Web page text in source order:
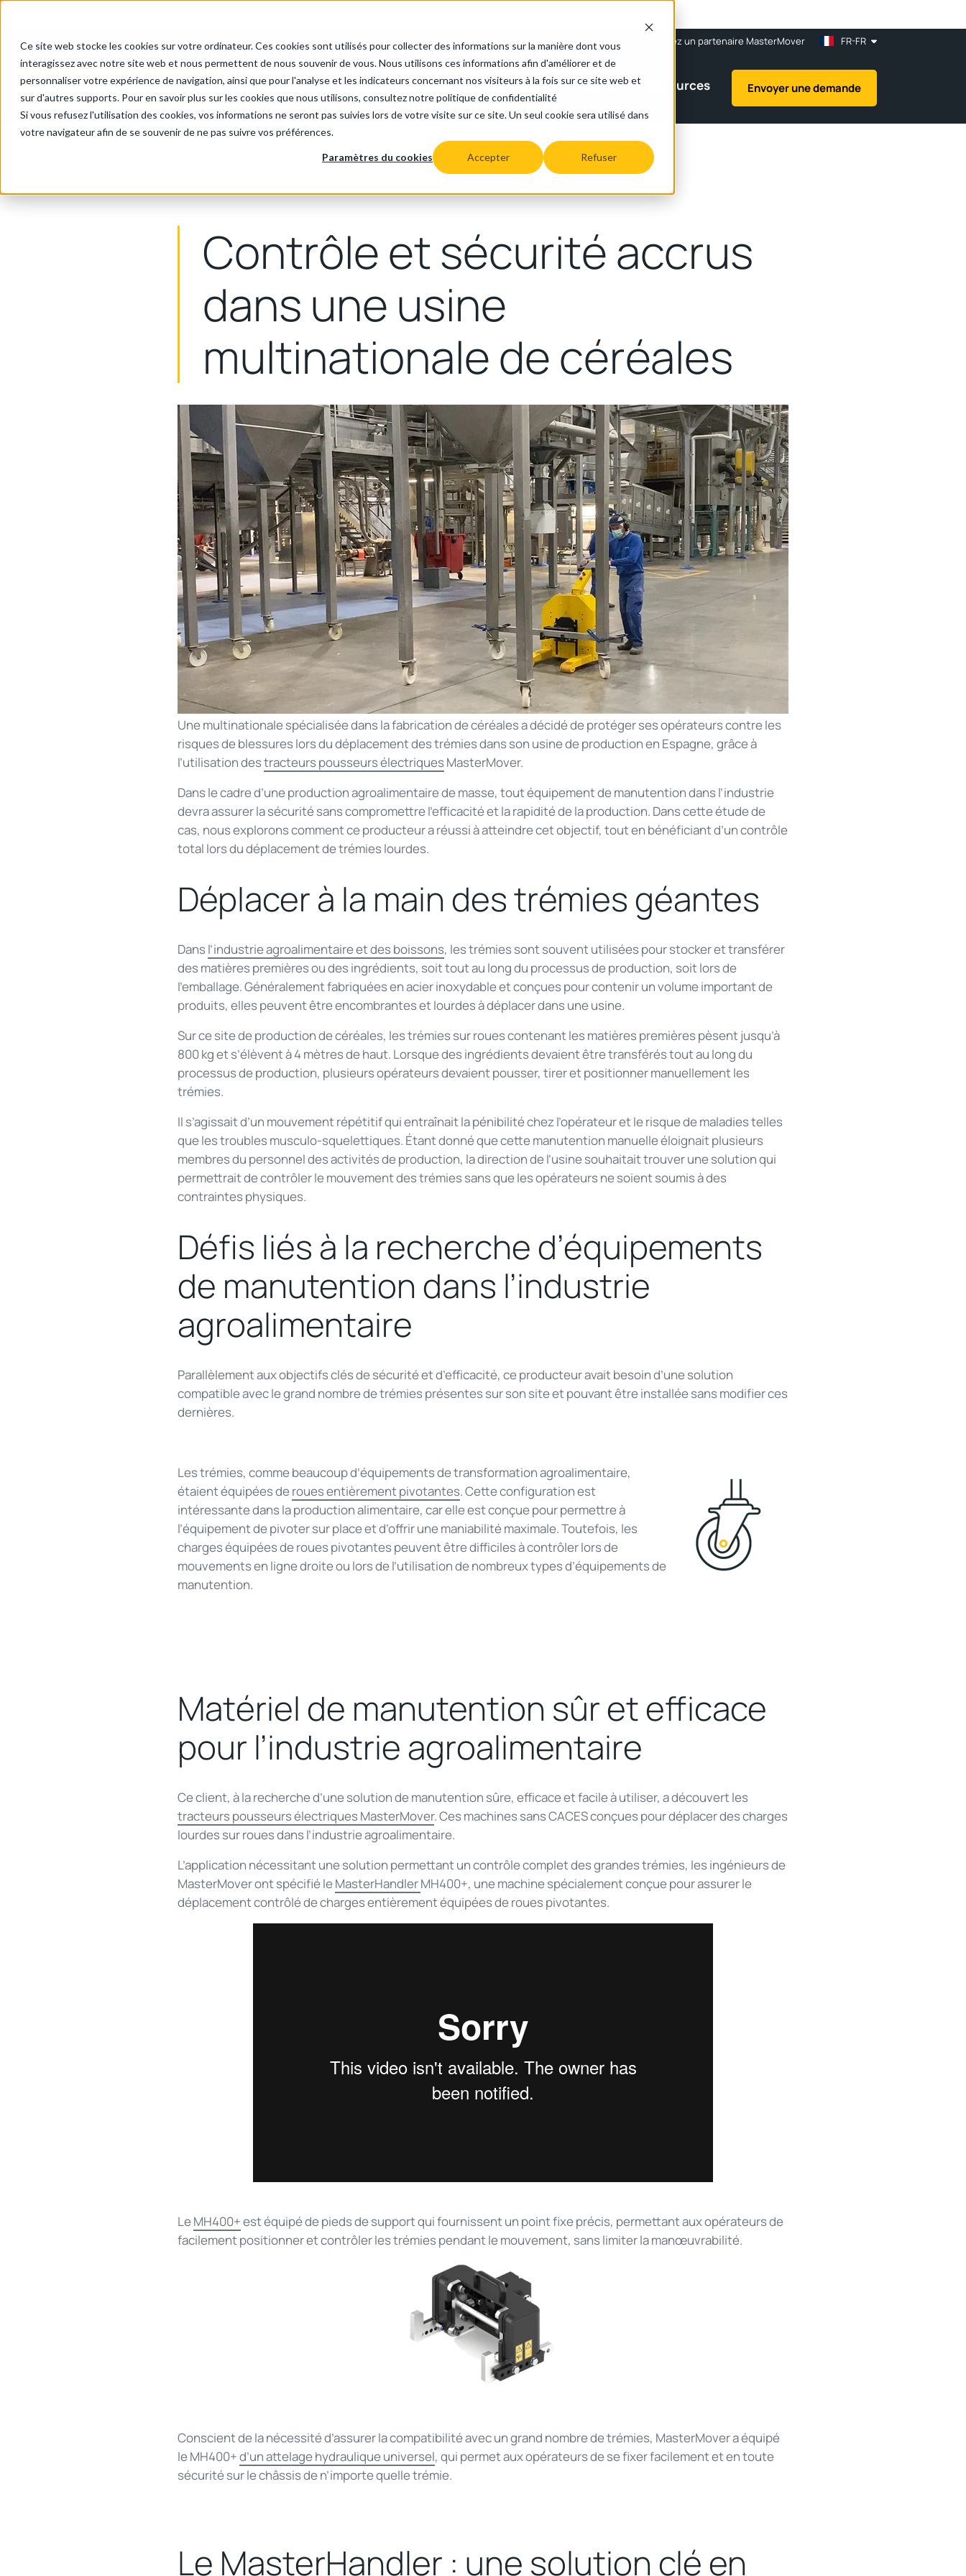
Ce site web stocke les cookies sur votre ordinateur. Ces cookies sont utilisés pour collecter des informations sur la manière dont vous
interagissez avec notre site web et nous permettent de nous souvenir de vous. Nous utilisons ces informations afin d'améliorer et de
personnaliser votre expérience de navigation, ainsi que pour l'analyse et les indicateurs concernant nos visiteurs à la fois sur ce site web et
sur d'autres supports. Pour en savoir plus sur les cookies que nous utilisons, consultez notre politique de confidentialité
Si vous refusez l'utilisation des cookies, vos informations ne seront pas suivies lors de votre visite sur ce site. Un seul cookie sera utilisé dans
votre navigateur afin de se souvenir de ne pas suivre vos préférences.
Paramètres du cookies Accepter Refuser
+33 9 54 00 94 85 Devenez un partenaire MasterMover FR-FR
Produits Industries Applications SAV Entreprise Ressources Envoyer une demande
Contrôle et sécurité accrus
dans une usine
multinationale de céréales
Une multinationale spécialisée dans la fabrication de céréales a décidé de protéger ses opérateurs contre les
risques de blessures lors du déplacement des trémies dans son usine de production en Espagne, grâce à
l’utilisation destracteurs pousseurs électriquesMasterMover.
Dans le cadre d’une production agroalimentaire de masse, tout équipement de manutention dans l’industrie
devra assurer la sécurité sans compromettre l’efficacité et la rapidité de la production. Dans cette étude de
cas, nous explorons comment ce producteur a réussi à atteindre cet objectif, tout en bénéficiant d’un contrôle
total lors du déplacement de trémies lourdes.
Déplacer à la main des trémies géantes
Dansl’industrie agroalimentaire et des boissons, les trémies sont souvent utilisées pour stocker et transférer
des matières premières ou des ingrédients, soit tout au long du processus de production, soit lors de
l’emballage. Généralement fabriquées en acier inoxydable et conçues pour contenir un volume important de
produits, elles peuvent être encombrantes et lourdes à déplacer dans une usine.
Sur ce site de production de céréales, les trémies sur roues contenant les matières premières pèsent jusqu’à
800 kg et s’élèvent à 4 mètres de haut. Lorsque des ingrédients devaient être transférés tout au long du
processus de production, plusieurs opérateurs devaient pousser, tirer et positionner manuellement les
trémies.
Il s’agissait d’un mouvement répétitif qui entraînait la pénibilité chez l’opérateur et le risque de maladies telles
que les troubles musculo-squelettiques. Étant donné que cette manutention manuelle éloignait plusieurs
membres du personnel des activités de production, la direction de l’usine souhaitait trouver une solution qui
permettrait de contrôler le mouvement des trémies sans que les opérateurs ne soient soumis à des
contraintes physiques.
Défis liés à la recherche d’équipements
de manutention dans l’industrie
agroalimentaire
Parallèlement aux objectifs clés de sécurité et d’efficacité, ce producteur avait besoin d’une solution
compatible avec le grand nombre de trémies présentes sur son site et pouvant être installée sans modifier ces
dernières.
Les trémies, comme beaucoup d’équipements de transformation agroalimentaire,
étaient équipées deroues entièrement pivotantes. Cette configuration est
intéressante dans la production alimentaire, car elle est conçue pour permettre à
l’équipement de pivoter sur place et d’offrir une maniabilité maximale. Toutefois, les
charges équipées de roues pivotantes peuvent être difficiles à contrôler lors de
mouvements en ligne droite ou lors de l’utilisation de nombreux types d’équipements de
manutention.
Matériel de manutention sûr et efficace
pour l’industrie agroalimentaire
Ce client, à la recherche d’une solution de manutention sûre, efficace et facile à utiliser, a découvert les
tracteurs pousseurs électriques MasterMover. Ces machines sans CACES conçues pour déplacer des charges
lourdes sur roues dans l’industrie agroalimentaire.
L’application nécessitant une solution permettant un contrôle complet des grandes trémies, les ingénieurs de
MasterMover ont spécifié leMasterHandlerMH400+, une machine spécialement conçue pour assurer le
déplacement contrôlé de charges entièrement équipées de roues pivotantes.
LeMH400+est équipé de pieds de support qui fournissent un point fixe précis, permettant aux opérateurs de
facilement positionner et contrôler les trémies pendant le mouvement, sans limiter la manœuvrabilité.
Conscient de la nécessité d’assurer la compatibilité avec un grand nombre de trémies, MasterMover a équipé
le MH400+d’un attelage hydraulique universel, qui permet aux opérateurs de se fixer facilement et en toute
sécurité sur le châssis de n’importe quelle trémie.
Le MasterHandler : une solution clé en